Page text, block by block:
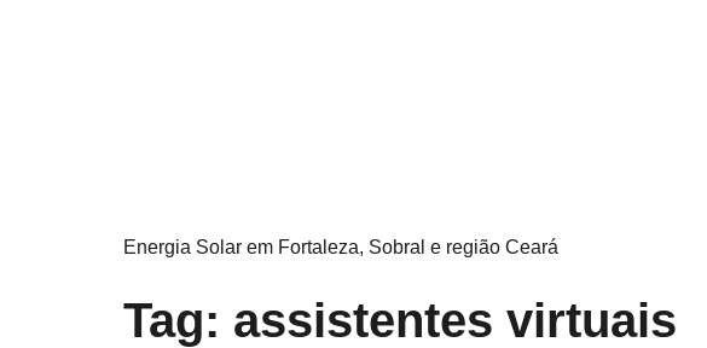
Energia Solar em Fortaleza, Sobral e região Ceará
Tag: assistentes virtuais